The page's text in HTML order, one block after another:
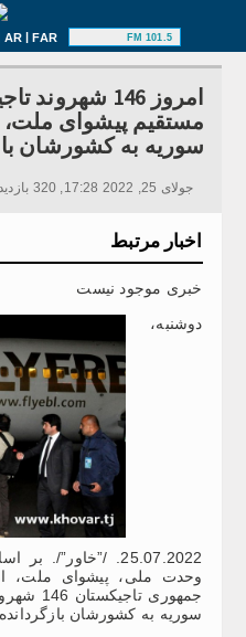
AR|FAR 101.5 FM
امروز 146
مستقیم پیشوای ملت،
سوریه به کشورشان
جولای 25, 2022 17:28, 320 بازدید ها
اخبار مرتبط
خبری موجود نیست
دوشنبه،
25.07.2022. /
وحدت ملی، پیشوای ملت،
جمهوری
سوریه به کشورشان